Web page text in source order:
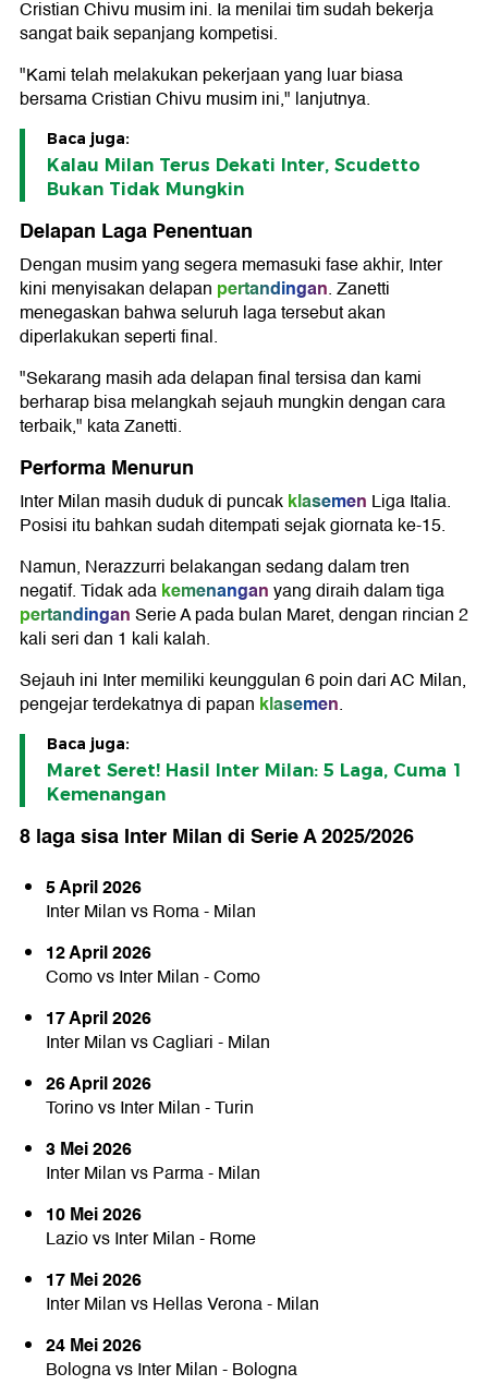
Cristian Chivu musim ini. Ia menilai tim sudah bekerja
sangat baik sepanjang kompetisi.
"Kami telah melakukan pekerjaan yang luar biasa
bersama Cristian Chivu musim ini," lanjutnya.
Baca juga:
Kalau Milan Terus Dekati Inter, Scudetto
Bukan Tidak Mungkin
Delapan Laga Penentuan
Dengan musim yang segera memasuki fase akhir, Inter
kini menyisakan delapan pertandingan. Zanetti
menegaskan bahwa seluruh laga tersebut akan
diperlakukan seperti final.
"Sekarang masih ada delapan final tersisa dan kami
berharap bisa melangkah sejauh mungkin dengan cara
terbaik," kata Zanetti.
Performa Menurun
Inter Milan masih duduk di puncakklasemen Liga Italia.
Posisi itu bahkan sudah ditempati sejak giornata ke-15.
Namun, Nerazzurri belakangan sedang dalam tren
negatif. Tidak adakemenanganyang diraih dalam tiga
pertandinganSerie A pada bulan Maret, dengan rincian 2
kali seri dan 1 kali kalah.
Sejauh ini Inter memiliki keunggulan 6 poin dari AC Milan,
pengejar terdekatnya di papan klasemen.
Baca juga:
Maret Seret! Hasil Inter Milan: 5 Laga, Cuma 1
Kemenangan
8 laga sisa Inter Milan di Serie A 2025/2026
5 April 2026
Inter Milan vs Roma - Milan
12 April 2026
Como vs Inter Milan - Como
17 April 2026
Inter Milan vs Cagliari - Milan
26 April 2026
Torino vs Inter Milan - Turin
3 Mei 2026
Inter Milan vs Parma - Milan
10 Mei 2026
Lazio vs Inter Milan - Rome
17 Mei 2026
Inter Milan vs Hellas Verona - Milan
24 Mei 2026
Bologna vs Inter Milan - Bologna